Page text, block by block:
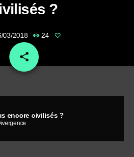
?
03/2018 24
share
email
encore civilisés ?